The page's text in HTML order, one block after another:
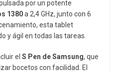
por un potente
1380a 2,4 GHz, junto con 6
esta tablet
y ágil en todas las tareas.
elS Pen de Samsung, que
bocetos con facilidad. El